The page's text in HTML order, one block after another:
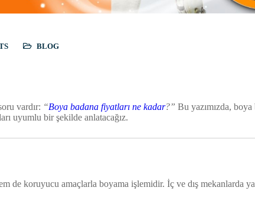
BLOG
vardır: “Boya badana fiyatları ne kadar?” Bu yazımızda,
uyumlu bir şekilde anlatacağız.
de koruyucu amaçlarla boyama işlemidir. İç ve dış mekanlarda